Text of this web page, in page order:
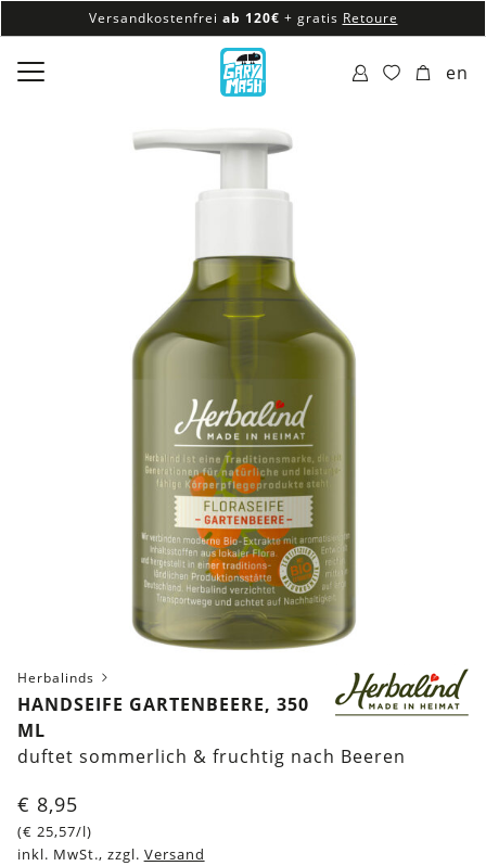
Versandkostenfrei ab 120€ + gratis Retoure
100% veganes & fair produziertes Sortiment
Versandkostenfrei ab 120€
en
Herbalinds
HANDSEIFE GARTENBEERE, 350
ML
duftet sommerlich & fruchtig nach Beeren
€ 8,95
(€ 25,57/l)
inkl. MwSt., zzgl. Versand